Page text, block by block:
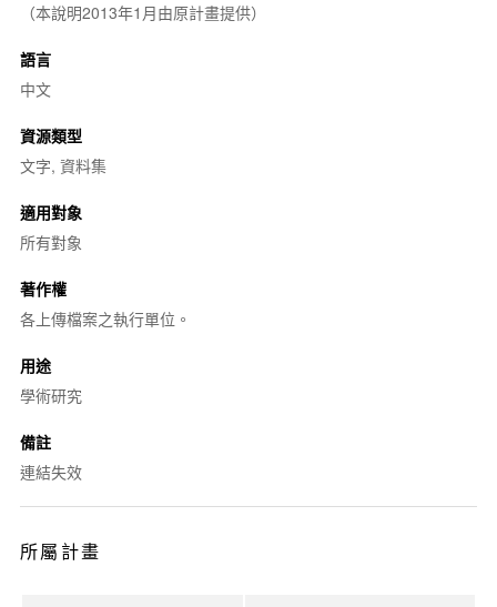
（本說明2013年1月由原計畫提供）
語言
中文
資源類型
文字, 資料集
適用對象
所有對象
著作權
各上傳檔案之執行單位。
用途
學術研究
備註
連結失效
所屬計畫